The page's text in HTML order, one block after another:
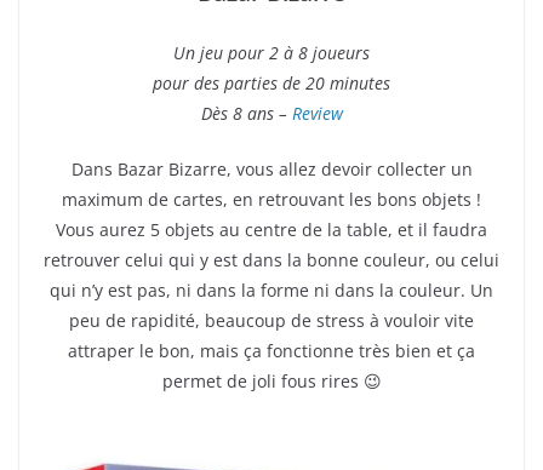
Un jeu pour 2 à 8 joueurs
pour des parties de 20 minutes
Dès 8 ans – Review
Dans Bazar Bizarre, vous allez devoir collecter un
maximum de cartes, en retrouvant les bons objets !
Vous aurez 5 objets au centre de la table, et il faudra
retrouver celui qui y est dans la bonne couleur, ou celui
qui n’y est pas, ni dans la forme ni dans la couleur. Un
peu de rapidité, beaucoup de stress à vouloir vite
attraper le bon, mais ça fonctionne très bien et ça
permet de joli fous rires 😉